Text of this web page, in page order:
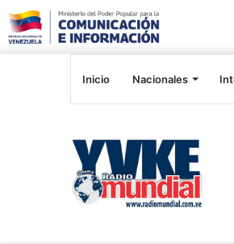
Inicio Nacionales